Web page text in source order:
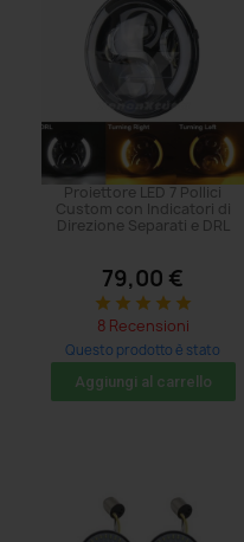
Proiettore LED 7 Pollici
Custom con Indicatori di
Direzione Separati e DRL
79,00 €
star star star star star
8 Recensioni
Questo prodotto è stato
acquistato: 65 volte
Aggiungi al carrello